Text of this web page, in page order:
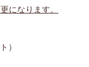
になります。
）